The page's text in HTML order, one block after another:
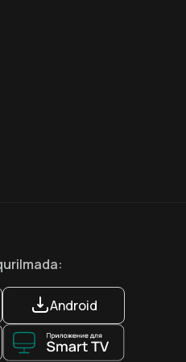
:
Android